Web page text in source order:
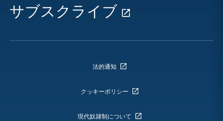
サブスクライブ
法的通知
クッキーポリシー
現代奴隷制について